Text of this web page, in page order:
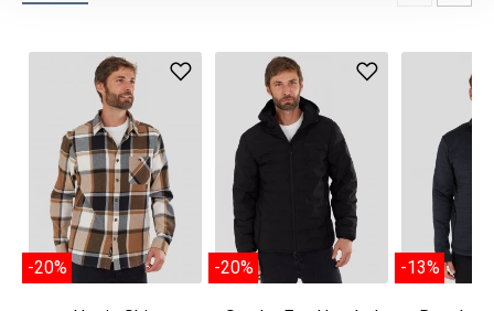
-20% -20% -13%